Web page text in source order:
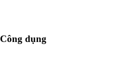
Công dụng